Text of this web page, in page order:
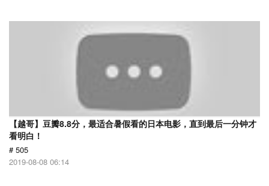
【越哥】豆瓣8.8分，最适合暑假看的日本电影，直到最后一分钟才
看明白！
# 505
2019-08-08 06:14